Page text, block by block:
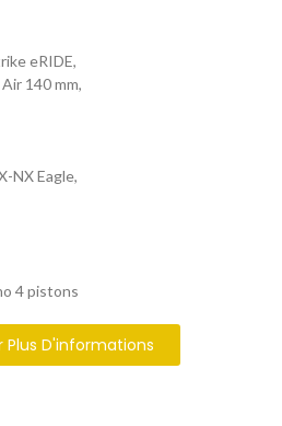
eRIDE,
140 mm,
NX Eagle,
4 pistons
Plus D'informations